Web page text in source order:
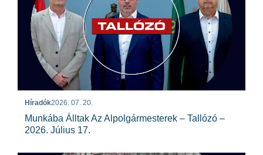
Híradók2026. 07. 20.
Munkába Álltak Az Alpolgármesterek – Tallózó –
2026. Július 17.